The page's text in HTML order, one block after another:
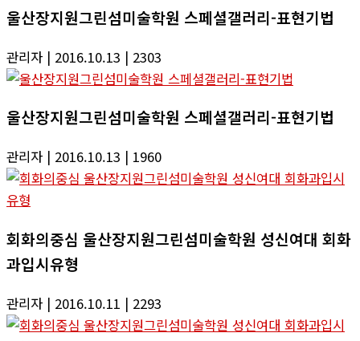
울산장지원그린섬미술학원 스페셜갤러리-표현기법
관리자 | 2016.10.13 | 2303
울산장지원그린섬미술학원 스페셜갤러리-표현기법
관리자 | 2016.10.13 | 1960
회화의중심 울산장지원그린섬미술학원 성신여대 회화
과입시유형
관리자 | 2016.10.11 | 2293